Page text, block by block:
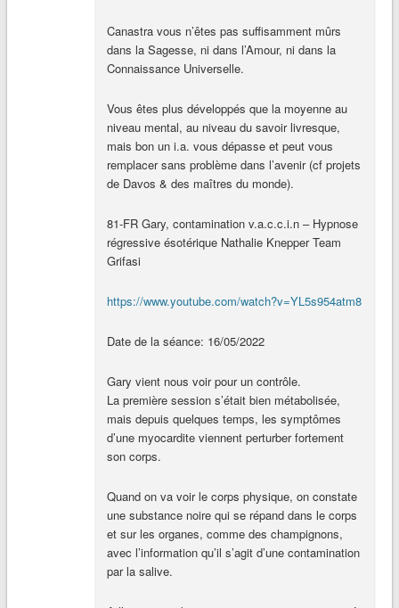
Canastra vous n’êtes pas suffisamment mûrs
dans la Sagesse, ni dans l’Amour, ni dans la
Connaissance Universelle.
Vous êtes plus développés que la moyenne au
niveau mental, au niveau du savoir livresque,
mais bon un i.a. vous dépasse et peut vous
remplacer sans problème dans l’avenir (cf projets
de Davos & des maîtres du monde).
81-FR Gary, contamination v.a.c.c.i.n – Hypnose
régressive ésotérique Nathalie Knepper Team
Grifasi
https://www.youtube.com/watch?v=YL5s954atm8
Date de la séance: 16/05/2022
Gary vient nous voir pour un contrôle.
La première session s’était bien métabolisée,
mais depuis quelques temps, les symptômes
d’une myocardite viennent perturber fortement
son corps.
Quand on va voir le corps physique, on constate
une substance noire qui se répand dans le corps
et sur les organes, comme des champignons,
avec l’information qu’il s’agit d’une contamination
par la salive.